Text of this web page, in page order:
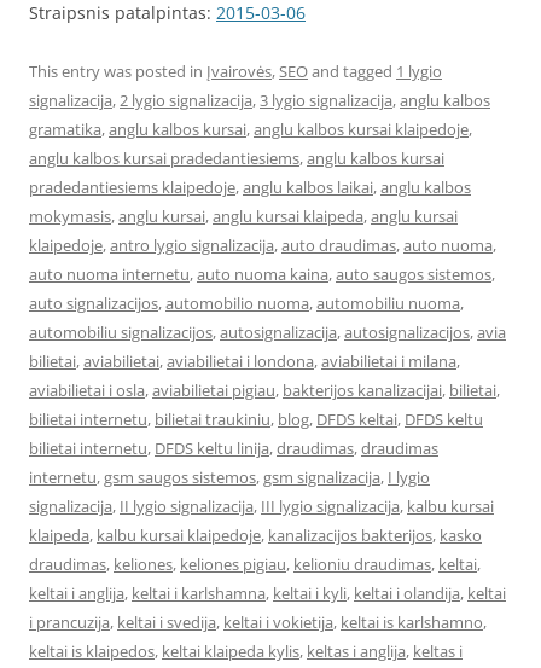
Straipsnis patalpintas: 2015-03-06
This entry was posted in Įvairovės,SEOand tagged 1 lygio
signalizacija,2 lygio signalizacija,3 lygio signalizacija,anglu kalbos
gramatika,anglu kalbos kursai,anglu kalbos kursai klaipedoje,
anglu kalbos kursai pradedantiesiems,anglu kalbos kursai
pradedantiesiems klaipedoje,anglu kalbos laikai,anglu kalbos
mokymasis,anglu kursai,anglu kursai klaipeda,anglu kursai
klaipedoje,antro lygio signalizacija,auto draudimas,auto nuoma,
auto nuoma internetu,auto nuoma kaina,auto saugos sistemos,
auto signalizacijos,automobilio nuoma,automobiliu nuoma,
automobiliu signalizacijos,autosignalizacija,autosignalizacijos,avia
bilietai,aviabilietai,aviabilietai i londona,aviabilietai i milana,
aviabilietai i osla,aviabilietai pigiau, bakterijos kanalizacijai, bilietai,
bilietai internetu, bilietai traukiniu, blog, DFDS keltai, DFDS keltu
bilietai internetu, DFDS keltu linija,draudimas,draudimas
internetu,gsm saugos sistemos,gsm signalizacija, I lygio
signalizacija, II lygio signalizacija, III lygio signalizacija, kalbu kursai
klaipeda, kalbu kursai klaipedoje, kanalizacijos bakterijos, kasko
draudimas, keliones, keliones pigiau, kelioniu draudimas, keltai,
keltai i anglija, keltai i karlshamna, keltai i kyli, keltai i olandija, keltai
i prancuzija, keltai i svedija, keltai i vokietija, keltai is karlshamno,
keltai is klaipedos, keltai klaipeda kylis, keltas i anglija, keltas i